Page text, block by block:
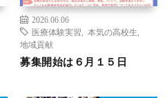
2026.06.06
医療体験実習
本気の高校生
地域貢献
募集開始は６月１５日